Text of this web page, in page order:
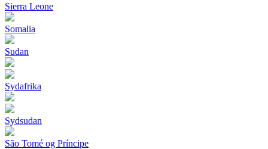
Sierra Leone
Somalia
Sudan
Sydafrika
Sydsudan
São Tomé og Príncipe